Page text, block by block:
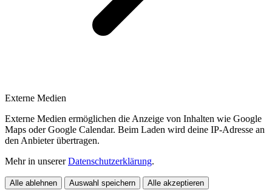
Externe Medien
Externe Medien ermöglichen die Anzeige von Inhalten wie Google
Maps oder Google Calendar. Beim Laden wird deine IP-Adresse an
den Anbieter übertragen.
Mehr in unsererDatenschutzerklärung.
Alle ablehnen Auswahl speichern Alle akzeptieren